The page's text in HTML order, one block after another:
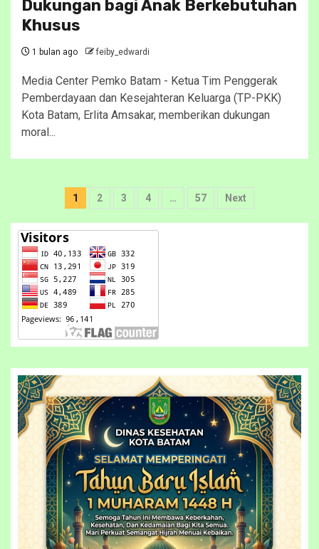
Dukungan bagi Anak Berkebutuhan
Khusus
1 bulan ago feiby_edwardi
Media Center Pemko Batam - Ketua Tim Penggerak
Pemberdayaan dan Kesejahteran Keluarga (TP-PKK)
Kota Batam, Erlita Amsakar, memberikan dukungan
moral...
Paginasi
pos
1 2 3 4 … 57 Next